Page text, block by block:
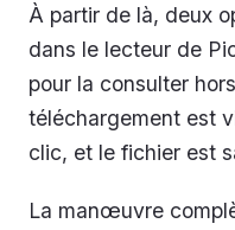
À partir de là, deux
dans le lecteur de
pour la consulter
téléchargement est
clic, et le fichier est
La manœuvre